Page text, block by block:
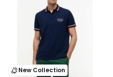
New Collection